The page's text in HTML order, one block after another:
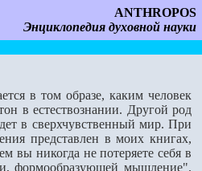
ANTHROPOS
Энциклопедия духовной науки
в том образе, каким человек
в естествознании. Другой род
в сверхчувственный мир. При
представлен в моих книгах,
вы никогда не поте­ряете себя в
формообразующей мышление".